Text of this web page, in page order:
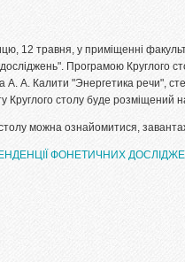
12 травня, у приміщенні
Програмою Круглого
А. Калити "Энергетика речи",
Круглого столу буде розміщений
можна ознайомитися,
ФОНЕТИЧНИХ